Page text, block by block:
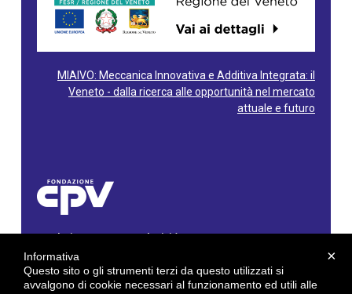
MIAIVO: Meccanica Innovativa e Additiva Integrata: il
Veneto - dalla ricerca alle opportunità nel mercato
attuale e futuro
Via Gioacchino Rossini, 60 - 36100 Vicenza - Italy
Tel. 0444/960500 - Fax 0444/1932220
C.F. e P. IVA: 02429800242
×
Informativa
Questo sito o gli strumenti terzi da questo utilizzati si
avvalgono di cookie necessari al funzionamento ed utili alle